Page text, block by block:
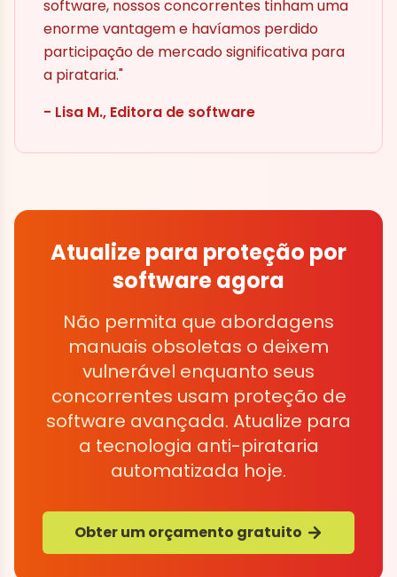
software, nossos concorrentes tinham uma
enorme vantagem e havíamos perdido
participação de mercado significativa para
a pirataria."
- Lisa M., Editora de software
Atualize para proteção por
software agora
Não permita que abordagens
manuais obsoletas o deixem
vulnerável enquanto seus
concorrentes usam proteção de
software avançada. Atualize para
a tecnologia anti-pirataria
automatizada hoje.
Obter um orçamento gratuito